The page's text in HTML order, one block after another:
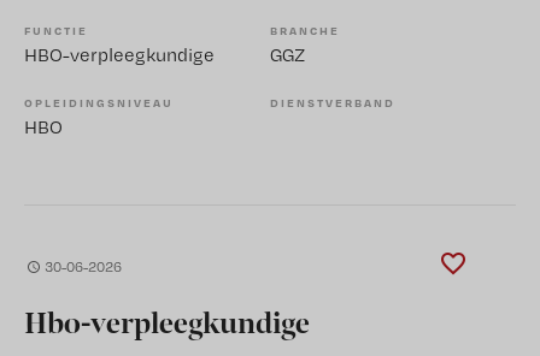
FUNCTIE
HBO-verpleegkundige
BRANCHE
GGZ
OPLEIDINGSNIVEAU
HBO
DIENSTVERBAND
30-06-2026
Hbo-verpleegkundige